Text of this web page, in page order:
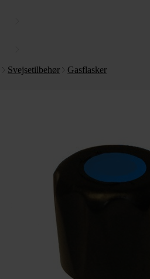
Svejsetilbehør
Gasflasker